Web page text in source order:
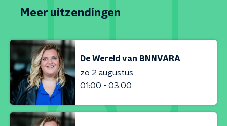
Meer uitzendingen
De Wereld van BNNVARA
zo 2 augustus
01:00 - 03:00